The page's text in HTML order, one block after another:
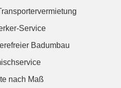
Service
Badumbau
nach Maß